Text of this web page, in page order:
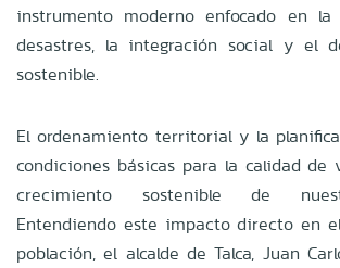
instrumento moderno enfocado en
desastres, la integración social y el
sostenible.
El ordenamiento territorial y la
condiciones básicas para la calidad
crecimiento sostenible de
Entendiendo este impacto directo en
población, el alcalde de Talca, Juan